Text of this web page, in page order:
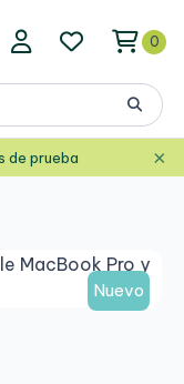
0
de prueba ×
Nuevo